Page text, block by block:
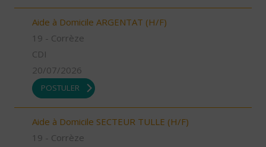
Aide à Domicile ARGENTAT (H/F)
19 - Corrèze
CDI
20/07/2026
POSTULER
Aide à Domicile SECTEUR TULLE (H/F)
19 - Corrèze